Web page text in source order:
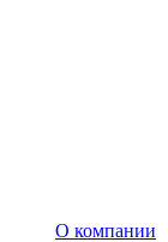
О компании